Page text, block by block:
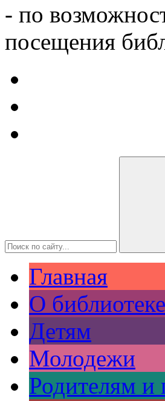
- по
посещения
Главная
О библиотеке
Детям
Молодежи
Родителям и